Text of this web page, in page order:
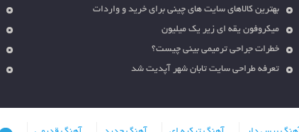
بهترین کالاهای سایت های چینی برای خرید و واردات
میکروفون یقه ای زیر یک میلیون
خطرات جراحی ترمیمی بینی چیست؟
تعرفه طراحی سایت تابان شهر آپدیت شد